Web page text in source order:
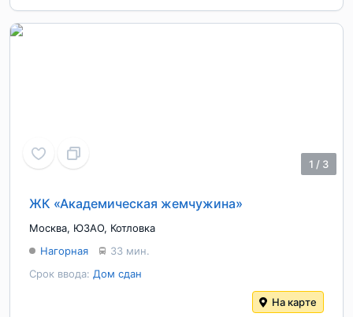
1 / 3
ЖК «Академическая жемчужина»
Москва, ЮЗАО, Котловка
Срок ввода: Дом сдан
Нагорная 33 мин.
На карте